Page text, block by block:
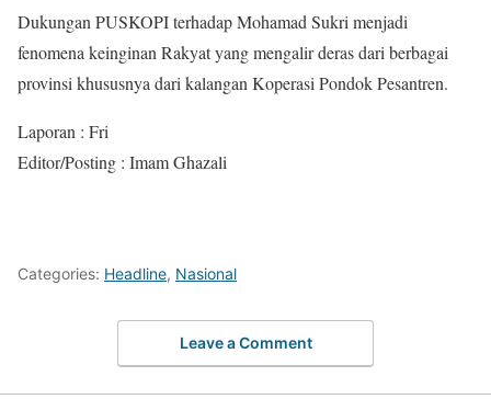
Dukungan PUSKOPI terhadap Mohamad Sukri menjadi
fenomena keinginan Rakyat yang mengalir deras dari berbagai
provinsi khususnya dari kalangan Koperasi Pondok Pesantren.
Laporan : Fri
Editor/Posting : Imam Ghazali
Categories: Headline, Nasional
Leave a Comment